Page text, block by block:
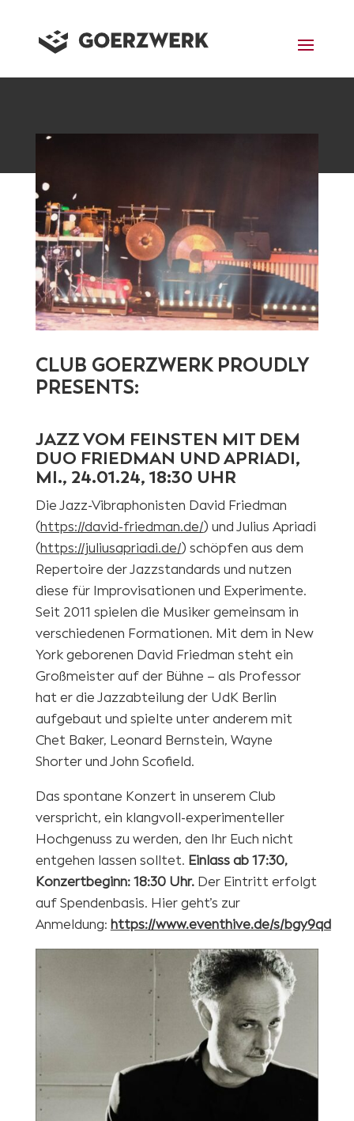
CLUB GOERZWERK PROUDLY
PRESENTS:
JAZZ VOM FEINSTEN MIT DEM
DUO FRIEDMAN UND APRIADI,
MI., 24.01.24, 18:30 UHR
Die Jazz-Vibraphonisten David Friedman
(https://david-friedman.de/) und Julius Apriadi
(https://juliusapriadi.de/) schöpfen aus dem
Repertoire der Jazzstandards und nutzen
diese für Improvisationen und Experimente.
Seit 2011 spielen die Musiker gemeinsam in
verschiedenen Formationen. Mit dem in New
York geborenen David Friedman steht ein
Großmeister auf der Bühne – als Professor
hat er die Jazzabteilung der UdK Berlin
aufgebaut und spielte unter anderem mit
Chet Baker, Leonard Bernstein, Wayne
Shorter und John Scofield.
Das spontane Konzert in unserem Club
verspricht, ein klangvoll-experimenteller
Hochgenuss zu werden, den Ihr Euch nicht
entgehen lassen solltet. Einlass ab 17:30,
Konzertbeginn: 18:30 Uhr.Der Eintritt erfolgt
auf Spendenbasis. Hier geht’s zur
Anmeldung: https://www.eventhive.de/s/bgy9qd